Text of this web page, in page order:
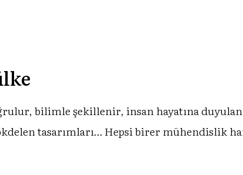
bilimle şekillenir, insan hayatına duyulan
tasarımları… Hepsi birer mühendislik